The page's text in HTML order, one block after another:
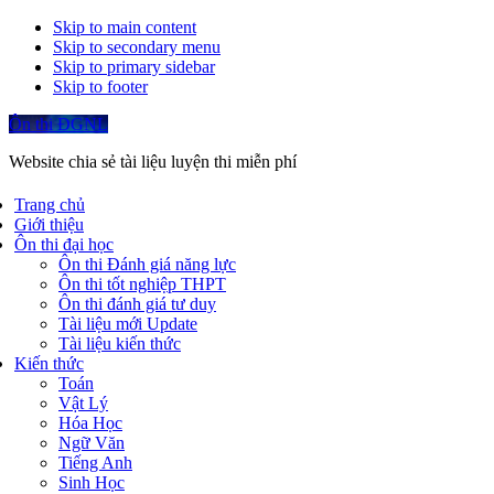
Skip to main content
Skip to secondary menu
Skip to primary sidebar
Skip to footer
Ôn thi ĐGNL
Website chia sẻ tài liệu luyện thi miễn phí
Trang chủ
Giới thiệu
Ôn thi đại học
Ôn thi Đánh giá năng lực
Ôn thi tốt nghiệp THPT
Ôn thi đánh giá tư duy
Tài liệu mới Update
Tài liệu kiến thức
Kiến thức
Toán
Vật Lý
Hóa Học
Ngữ Văn
Tiếng Anh
Sinh Học